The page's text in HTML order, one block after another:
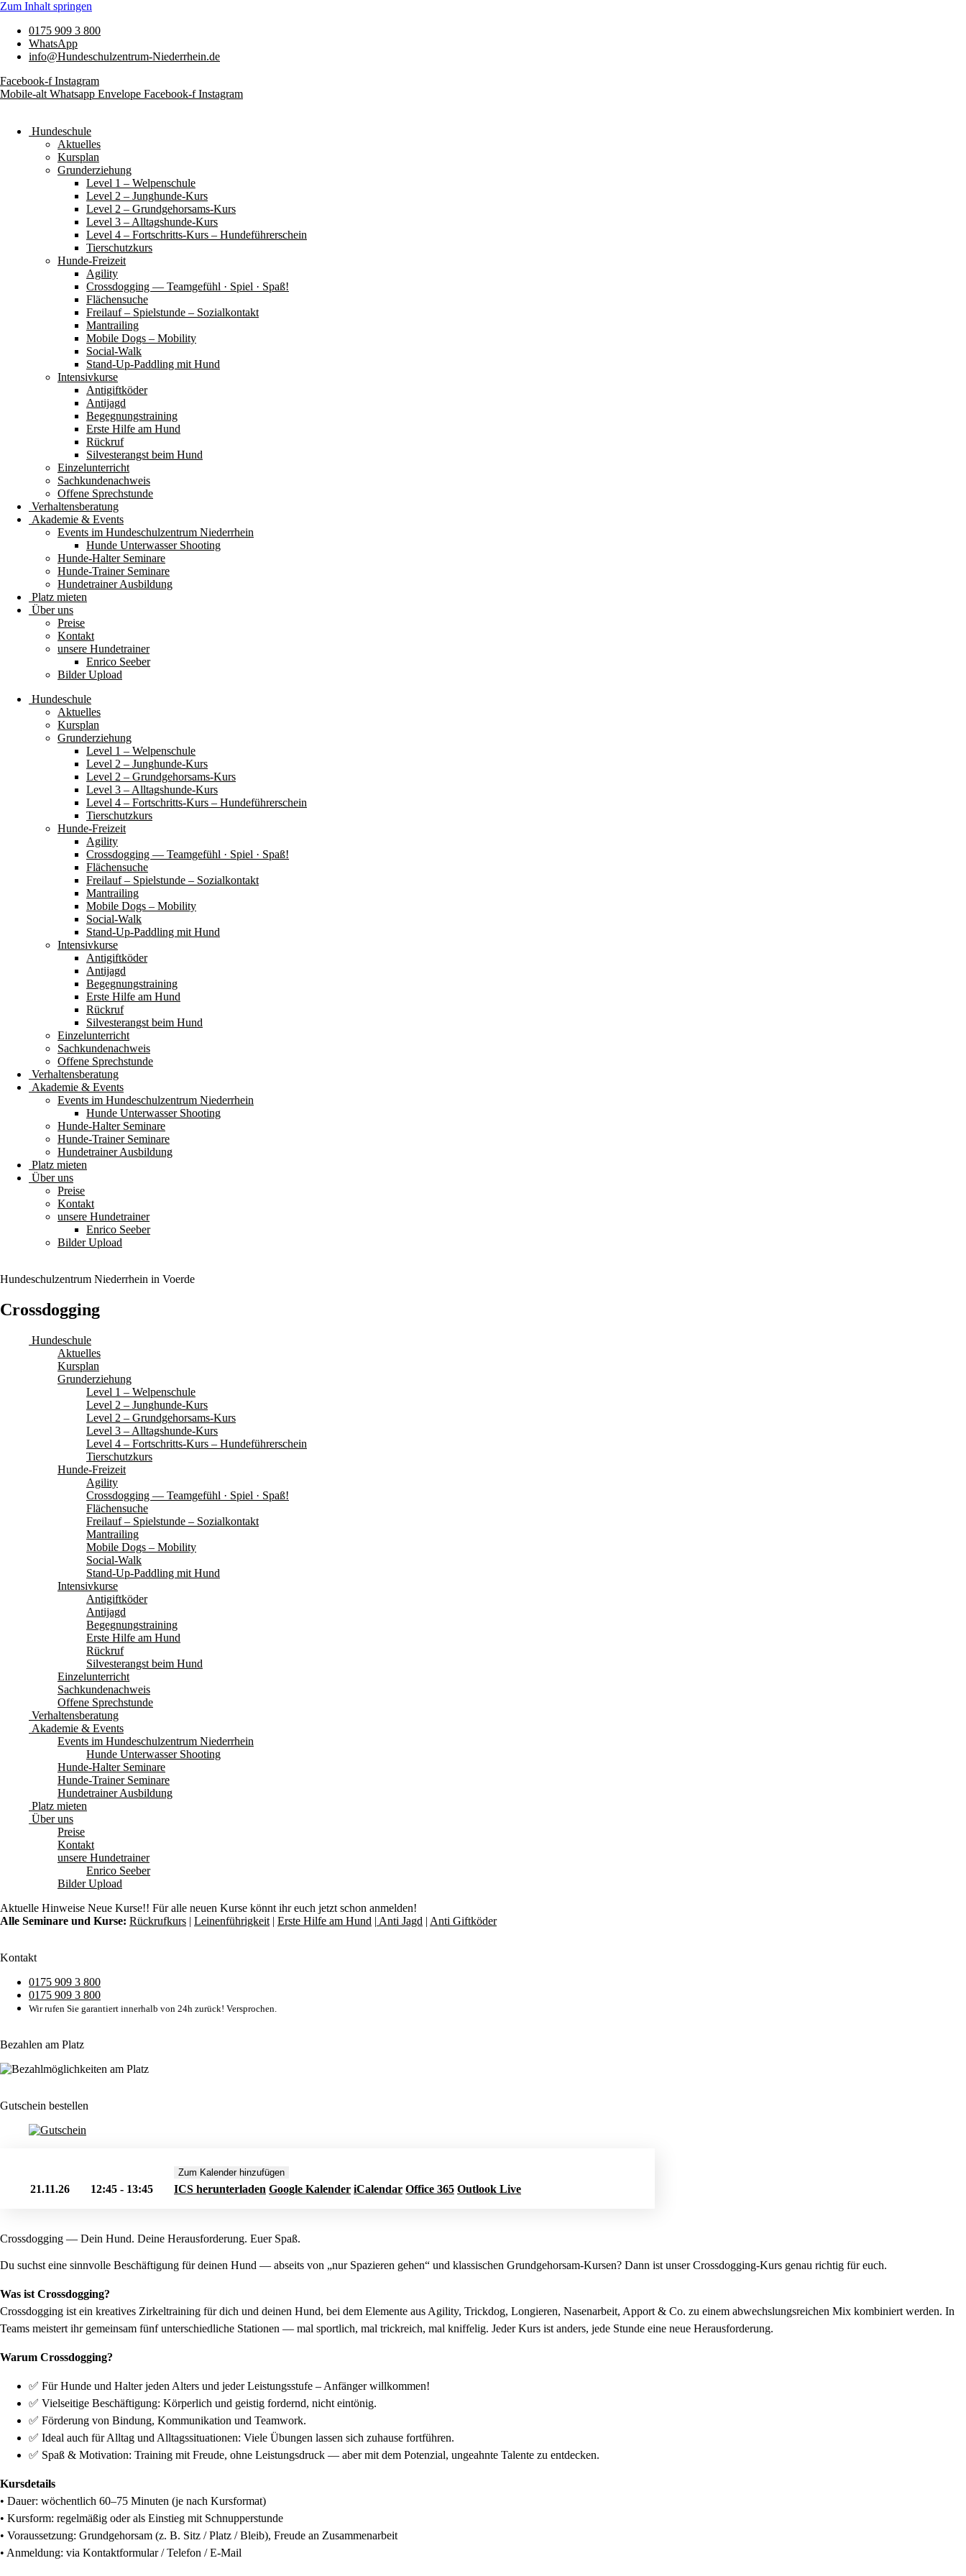
Zum Inhalt springen
0175 909 3 800
WhatsApp
info@Hundeschulzentrum-Niederrhein.de
Facebook-f Instagram
Mobile-alt Whatsapp Envelope Facebook-f Instagram
Hundeschule
Aktuelles
Kursplan
Grunderziehung
Level 1 – Welpenschule
Level 2 – Junghunde-Kurs
Level 2 – Grundgehorsams-Kurs
Level 3 – Alltagshunde-Kurs
Level 4 – Fortschritts-Kurs – Hundeführerschein
Tierschutzkurs
Hunde-Freizeit
Agility
Crossdogging — Teamgefühl · Spiel · Spaß!
Flächensuche
Freilauf – Spielstunde – Sozialkontakt
Mantrailing
Mobile Dogs – Mobility
Social-Walk
Stand-Up-Paddling mit Hund
Intensivkurse
Antigiftköder
Antijagd
Begegnungstraining
Erste Hilfe am Hund
Rückruf
Silvesterangst beim Hund
Einzelunterricht
Sachkundenachweis
Offene Sprechstunde
Verhaltensberatung
Akademie & Events
Events im Hundeschulzentrum Niederrhein
Hunde Unterwasser Shooting
Hunde-Halter Seminare
Hunde-Trainer Seminare
Hundetrainer Ausbildung
Platz mieten
Über uns
Preise
Kontakt
unsere Hundetrainer
Enrico Seeber
Bilder Upload
Hundeschule
Aktuelles
Kursplan
Grunderziehung
Level 1 – Welpenschule
Level 2 – Junghunde-Kurs
Level 2 – Grundgehorsams-Kurs
Level 3 – Alltagshunde-Kurs
Level 4 – Fortschritts-Kurs – Hundeführerschein
Tierschutzkurs
Hunde-Freizeit
Agility
Crossdogging — Teamgefühl · Spiel · Spaß!
Flächensuche
Freilauf – Spielstunde – Sozialkontakt
Mantrailing
Mobile Dogs – Mobility
Social-Walk
Stand-Up-Paddling mit Hund
Intensivkurse
Antigiftköder
Antijagd
Begegnungstraining
Erste Hilfe am Hund
Rückruf
Silvesterangst beim Hund
Einzelunterricht
Sachkundenachweis
Offene Sprechstunde
Verhaltensberatung
Akademie & Events
Events im Hundeschulzentrum Niederrhein
Hunde Unterwasser Shooting
Hunde-Halter Seminare
Hunde-Trainer Seminare
Hundetrainer Ausbildung
Platz mieten
Über uns
Preise
Kontakt
unsere Hundetrainer
Enrico Seeber
Bilder Upload
Hundeschulzentrum Niederrhein in Voerde
Crossdogging
Hundeschule
Aktuelles
Kursplan
Grunderziehung
Level 1 – Welpenschule
Level 2 – Junghunde-Kurs
Level 2 – Grundgehorsams-Kurs
Level 3 – Alltagshunde-Kurs
Level 4 – Fortschritts-Kurs – Hundeführerschein
Tierschutzkurs
Hunde-Freizeit
Agility
Crossdogging — Teamgefühl · Spiel · Spaß!
Flächensuche
Freilauf – Spielstunde – Sozialkontakt
Mantrailing
Mobile Dogs – Mobility
Social-Walk
Stand-Up-Paddling mit Hund
Intensivkurse
Antigiftköder
Antijagd
Begegnungstraining
Erste Hilfe am Hund
Rückruf
Silvesterangst beim Hund
Einzelunterricht
Sachkundenachweis
Offene Sprechstunde
Verhaltensberatung
Akademie & Events
Events im Hundeschulzentrum Niederrhein
Hunde Unterwasser Shooting
Hunde-Halter Seminare
Hunde-Trainer Seminare
Hundetrainer Ausbildung
Platz mieten
Über uns
Preise
Kontakt
unsere Hundetrainer
Enrico Seeber
Bilder Upload
Aktuelle Hinweise Neue Kurse!! Für alle neuen Kurse könnt ihr euch jetzt schon anmelden!
Alle Seminare und Kurse: Rückrufkurs | Leinenführigkeit | Erste Hilfe am Hund | Anti Jagd | Anti Giftköder
Kontakt
0175 909 3 800
0175 909 3 800
Wir rufen Sie garantiert innerhalb von 24h zurück! Versprochen.
Bezahlen am Platz
Gutschein bestellen
21.11.26 12:45 - 13:45
Zum Kalender hinzufügen
ICS herunterladen Google Kalender iCalendar Office 365 Outlook Live
Crossdogging — Dein Hund. Deine Herausforderung. Euer Spaß.
Du suchst eine sinnvolle Beschäftigung für deinen Hund — abseits von „nur Spazieren gehen“ und klassischen Grundgehorsam-Kursen? Dann ist unser Crossdogging-Kurs genau richtig für euch.
Was ist Crossdogging?
Crossdogging ist ein kreatives Zirkeltraining für dich und deinen Hund, bei dem Elemente aus Agility, Trickdog, Longieren, Nasenarbeit, Apport & Co. zu einem abwechslungsreichen Mix kombiniert werden. In
Teams meistert ihr gemeinsam fünf unterschiedliche Stationen — mal sportlich, mal trickreich, mal kniffelig. Jeder Kurs ist anders, jede Stunde eine neue Herausforderung.
Warum Crossdogging?
✅ Für Hunde und Halter jeden Alters und jeder Leistungsstufe – Anfänger willkommen!
✅ Vielseitige Beschäftigung: Körperlich und geistig fordernd, nicht eintönig.
✅ Förderung von Bindung, Kommunikation und Teamwork.
✅ Ideal auch für Alltag und Alltagssituationen: Viele Übungen lassen sich zuhause fortführen.
✅ Spaß & Motivation: Training mit Freude, ohne Leistungsdruck — aber mit dem Potenzial, ungeahnte Talente zu entdecken.
Kursdetails
• Dauer: wöchentlich 60–75 Minuten (je nach Kursformat)
• Kursform: regelmäßig oder als Einstieg mit Schnupperstunde
• Voraussetzung: Grundgehorsam (z. B. Sitz / Platz / Bleib), Freude an Zusammenarbeit
• Anmeldung: via Kontaktformular / Telefon / E-Mail